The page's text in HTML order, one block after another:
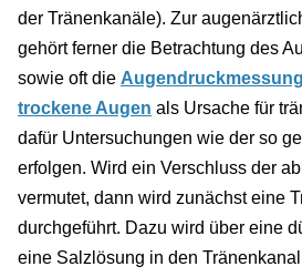
der Tränenkanäle). Zur
gehört ferner die Betrachtung des
sowie oft die Augendruckmessung
trockene Augen als Ursache für
dafür Untersuchungen wie der so
erfolgen. Wird ein Verschluss der
vermutet, dann wird zunächst eine
durchgeführt. Dazu wird über eine
eine Salzlösung in den